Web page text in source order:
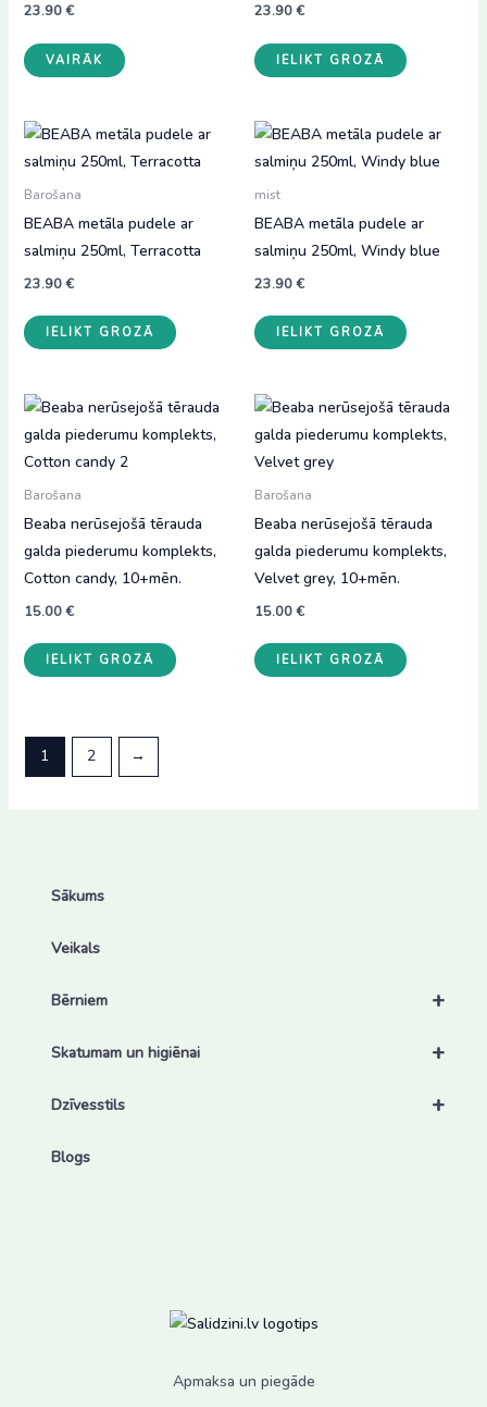
23.90€
VAIRĀK
23.90€
IELIKT GROZĀ
Barošana
BEABA metāla pudele ar
salmiņu 250ml, Terracotta
23.90€
IELIKT GROZĀ
mist
BEABA metāla pudele ar
salmiņu 250ml, Windy blue
23.90€
IELIKT GROZĀ
Barošana
Beaba nerūsejošā tērauda
galda piederumu komplekts,
Cotton candy, 10+mēn.
15.00€
IELIKT GROZĀ
Barošana
Beaba nerūsejošā tērauda
galda piederumu komplekts,
Velvet grey, 10+mēn.
15.00€
IELIKT GROZĀ
1 2 →
Sākums
Veikals
+
Bērniem
+
Skatumam un higiēnai
+
Dzīvesstils
Blogs
Apmaksa un piegāde